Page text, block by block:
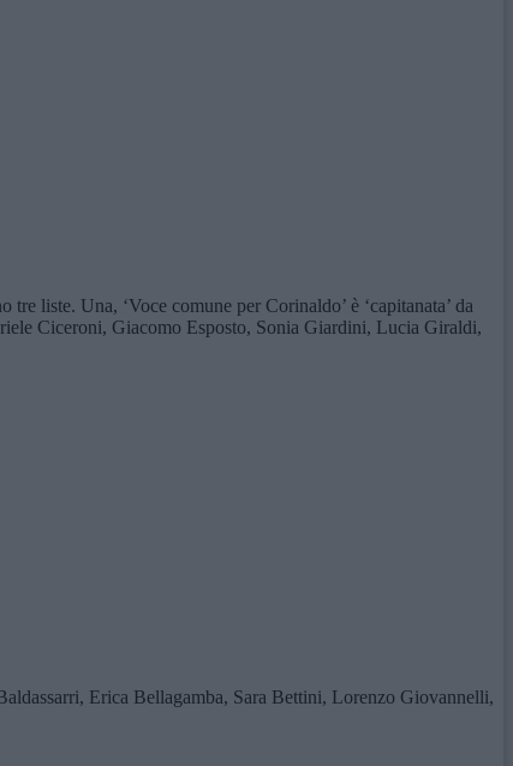
tre liste. Una, ‘Voce comune per Corinaldo’ è ‘capitanata’ da
Ciceroni, Giacomo Esposto, Sonia Giardini, Lucia Giraldi,
Erica Bellagamba, Sara Bettini, Lorenzo Giovannelli,